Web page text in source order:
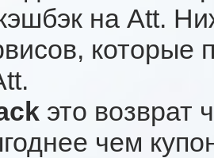
на Att.
которые
это возврат
чем